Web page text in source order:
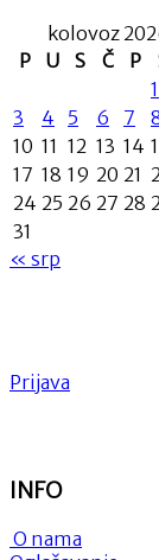
kolovoz
P
U S Č P
1
3
4 5 6 7
10 11 12 13 14
17 18 19 20 21
24 25 26 27 28
31
« srp
Prijava
INFO
O nama